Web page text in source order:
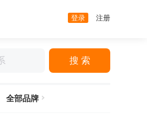
登录 注册
搜 索
全部品牌